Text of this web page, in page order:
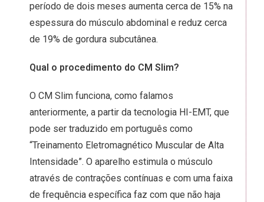
período de dois meses aumenta cerca de 15% na
espessura do músculo abdominal e reduz cerca
de 19% de gordura subcutânea.
Qual o procedimento do CM Slim?
O CM Slim funciona, como falamos
anteriormente, a partir da tecnologia HI-EMT, que
pode ser traduzido em português como
“Treinamento Eletromagnético Muscular de Alta
Intensidade”. O aparelho estimula o músculo
através de contrações contínuas e com uma faixa
de frequência específica faz com que não haja